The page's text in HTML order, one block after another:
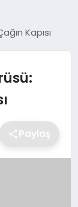
Kapısı
Paylaş